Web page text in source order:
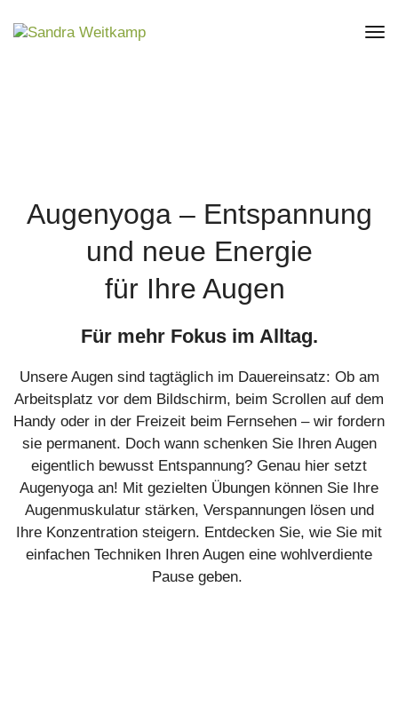
Augenyoga – Entspannung
und neue Energie
für Ihre Augen
Für mehr Fokus im Alltag.
Unsere Augen sind tagtäglich im Dauereinsatz: Ob am
Arbeitsplatz vor dem Bildschirm, beim Scrollen auf dem
Handy oder in der Freizeit beim Fernsehen – wir fordern
sie permanent. Doch wann schenken Sie Ihren Augen
eigentlich bewusst Entspannung? Genau hier setzt
Augenyoga an! Mit gezielten Übungen können Sie Ihre
Augenmuskulatur stärken, Verspannungen lösen und
Ihre Konzentration steigern. Entdecken Sie, wie Sie mit
einfachen Techniken Ihren Augen eine wohlverdiente
Pause geben.